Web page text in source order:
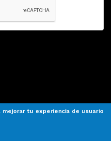
tu experiencia de usuario